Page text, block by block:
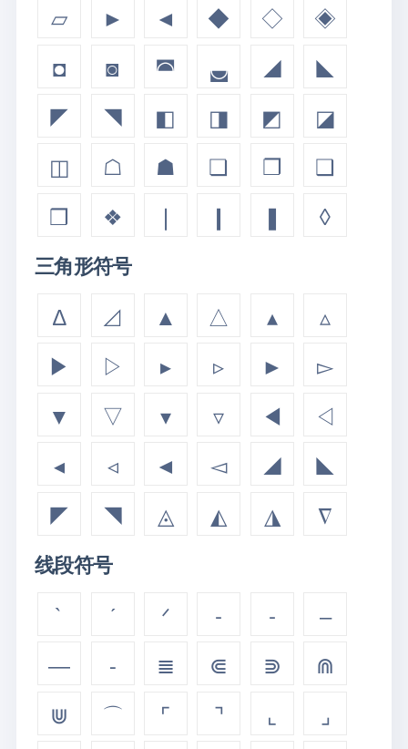
▱
► ◄ ◆ ◇
◈
◘
◙ ◚ ◛ ◢
◣
◤
◥ ◧ ◨ ◩
◪
◫
☖ ☗ ❏ ❐
❑
❒
❖ ❘ ❙ ❚ ◊
三角形符号
∆ ⊿ ▲ △ ▴
▵
▶
▷ ▸ ▹ ►
▻
▼
▽ ▾ ▿ ◀
◁
◂
◃ ◄ ◅ ◢
◣
◤
◥ ◬ ◭ ◮ ∇
线段符号
` ˊ ᐟ ‐ ‑
‒
―
⁃ ≣ ⋐ ⋑
⋒
⋓
⌒ ⌜ ⌝ ⌞
⌟